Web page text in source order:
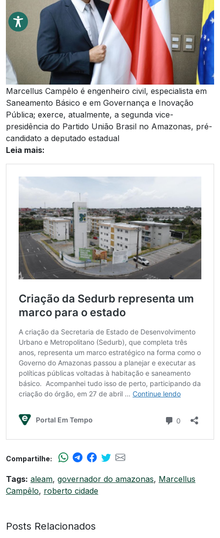
Marcellus Campêlo é engenheiro civil, especialista em
Saneamento Básico e em Governança e Inovação
Pública; exerce, atualmente, a segunda vice-
presidência do Partido União Brasil no Amazonas, pré-
candidato a deputado estadual
Leia mais:
Compartilhe:
Tags: aleam, governador do amazonas, Marcellus
Campêlo, roberto cidade
Posts Relacionados